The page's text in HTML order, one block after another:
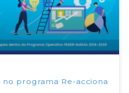
no programa Re-acciona